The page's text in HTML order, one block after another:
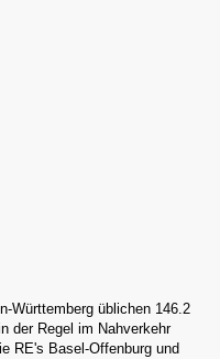
Württemberg üblichen 146.2
der Regel im Nahverkehr
RE's Basel-Offenburg und